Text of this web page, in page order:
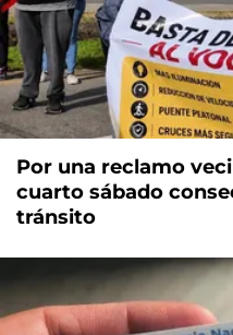
Por una reclamo
cuarto sábado
tránsito